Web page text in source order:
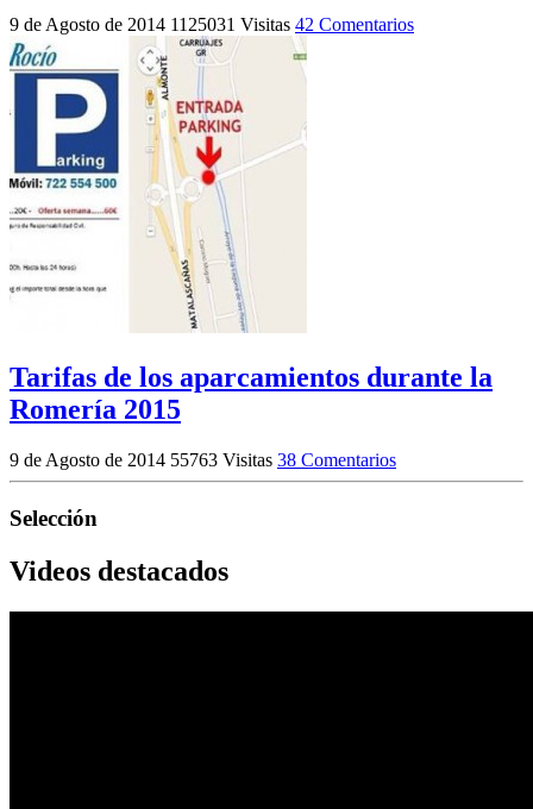
9 de Agosto de 2014 1125031 Visitas 42 Comentarios
Tarifas de los aparcamientos durante la
Romería 2015
9 de Agosto de 2014 55763 Visitas 38 Comentarios
Selección
Videos destacados